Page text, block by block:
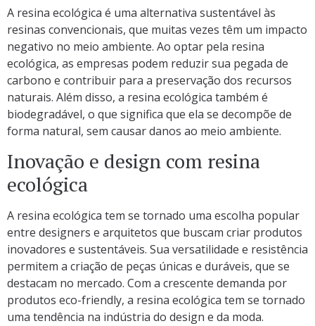
A resina ecológica é uma alternativa sustentável às
resinas convencionais, que muitas vezes têm um impacto
negativo no meio ambiente. Ao optar pela resina
ecológica, as empresas podem reduzir sua pegada de
carbono e contribuir para a preservação dos recursos
naturais. Além disso, a resina ecológica também é
biodegradável, o que significa que ela se decompõe de
forma natural, sem causar danos ao meio ambiente.
Inovação e design com resina
ecológica
A resina ecológica tem se tornado uma escolha popular
entre designers e arquitetos que buscam criar produtos
inovadores e sustentáveis. Sua versatilidade e resistência
permitem a criação de peças únicas e duráveis, que se
destacam no mercado. Com a crescente demanda por
produtos eco-friendly, a resina ecológica tem se tornado
uma tendência na indústria do design e da moda.